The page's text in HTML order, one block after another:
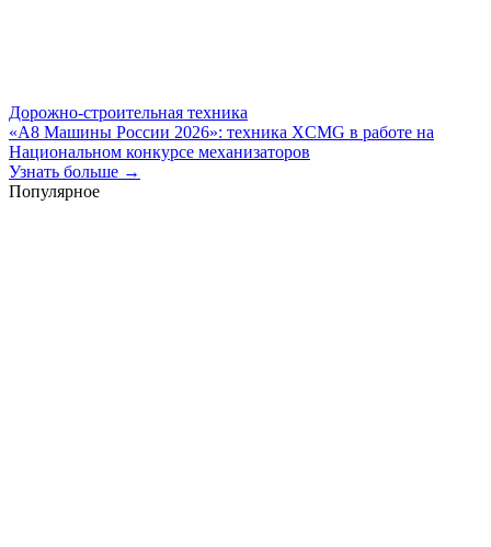
Дорожно-строительная техника
«А8 Машины России 2026»: техника XCMG в работе на
Национальном конкурсе механизаторов
Узнать больше →
Популярное